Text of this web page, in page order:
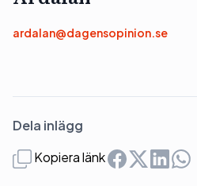
ardalan@dagensopinion.se
Dela inlägg
Kopiera länk